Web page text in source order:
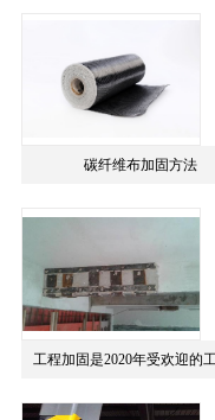
碳纤维布加固方法
查看详情
查看详情